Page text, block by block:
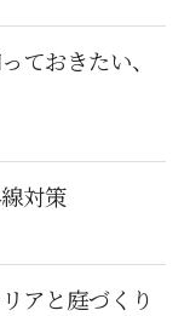
ておきたい、
対策
アと庭づくり